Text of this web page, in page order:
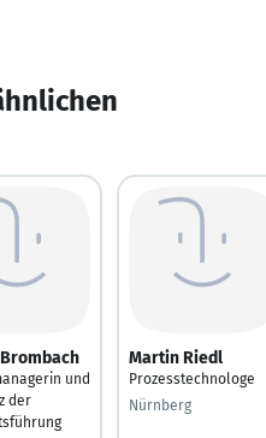
und
der
Martin Riedl
Prozesstechnologe
Nürnberg